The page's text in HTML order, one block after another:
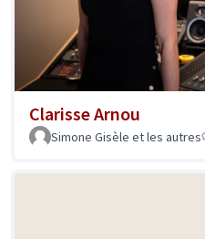
Clarisse Arnou
Simone Gisèle et les autres